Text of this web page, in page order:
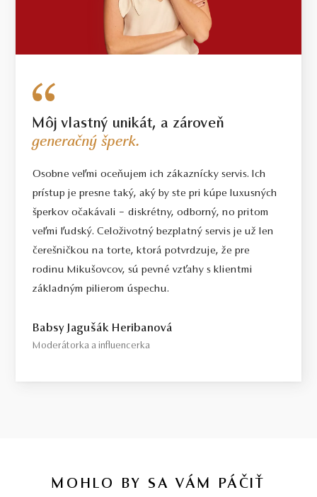
Môj vlastný unikát, a zároveň
generačný šperk.
Osobne veľmi oceňujem ich zákaznícky servis. Ich
prístup je presne taký, aký by ste pri kúpe luxusných
šperkov očakávali – diskrétny, odborný, no pritom
veľmi ľudský. Celoživotný bezplatný servis je už len
čerešničkou na torte, ktorá potvrdzuje, že pre
rodinu Mikušovcov, sú pevné vzťahy s klientmi
základným pilierom úspechu.
Babsy Jagušák Heribanová
Moderátorka a influencerka
MOHLO BY SA VÁM PÁČIŤ